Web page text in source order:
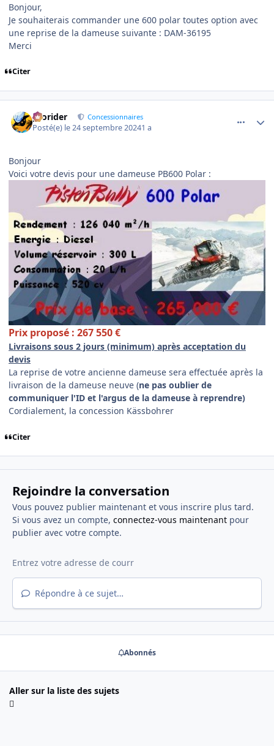
Bonjour,
Je souhaiterais commander une 600 polar toutes option avec
une reprise de la dameuse suivante : DAM-36195
Merci
Citer
prorider Concessionnaires
Posté(e) le 24 septembre 20241 a
Bonjour
Voici votre devis pour une dameuse PB600 Polar :
Prix proposé : 267 550 €
Livraisons sous 2 jours (minimum) après acceptation du
devis
La reprise de votre ancienne dameuse sera effectuée après la
livraison de la dameuse neuve (ne pas oublier de
communiquer l'ID et l'argus de la dameuse à reprendre)
Cordialement, la concession Kässbohrer
Citer
Rejoindre la conversation
Vous pouvez publier maintenant et vous inscrire plus tard.
Si vous avez un compte, connectez-vous maintenantpour
publier avec votre compte.
Répondre à ce sujet…
Abonnés
Aller sur la liste des sujets